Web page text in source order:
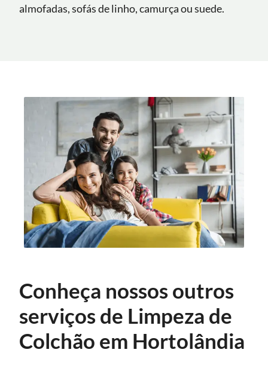
almofadas, sofás de linho, camurça ou suede.
Conheça nossos outros
serviços de Limpeza de
Colchão em Hortolândia